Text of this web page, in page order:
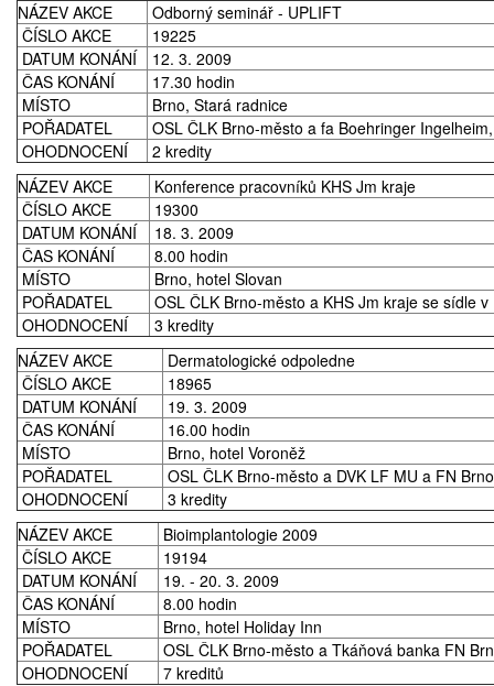
NÁZEV AKCE
Odborný seminář - UPLIFT
ČÍSLO AKCE
19225
DATUM KONÁNÍ
12. 3. 2009
ČAS KONÁNÍ
17.30 hodin
MÍSTO
Brno, Stará radnice
POŘADATEL
OSL ČLK Brno-město a fa Boehringer
OHODNOCENÍ
2 kredity
NÁZEV AKCE
Konference pracovníků KHS Jm kraje
ČÍSLO AKCE
19300
DATUM KONÁNÍ
18. 3. 2009
ČAS KONÁNÍ
8.00 hodin
MÍSTO
Brno, hotel Slovan
POŘADATEL
OSL ČLK Brno-město a KHS Jm kraje se sídle v
OHODNOCENÍ
3 kredity
NÁZEV AKCE
Dermatologické odpoledne
ČÍSLO AKCE
18965
DATUM KONÁNÍ
19. 3. 2009
ČAS KONÁNÍ
16.00 hodin
MÍSTO
Brno, hotel Voroněž
POŘADATEL
OSL ČLK Brno-město a DVK LF MU a FN Brno
OHODNOCENÍ
3 kredity
NÁZEV AKCE
Bioimplantologie 2009
ČÍSLO AKCE
19194
DATUM KONÁNÍ
19. - 20. 3. 2009
ČAS KONÁNÍ
8.00 hodin
MÍSTO
Brno, hotel Holiday Inn
POŘADATEL
OSL ČLK Brno-město a Tkáňová banka FN
OHODNOCENÍ
7 kreditů